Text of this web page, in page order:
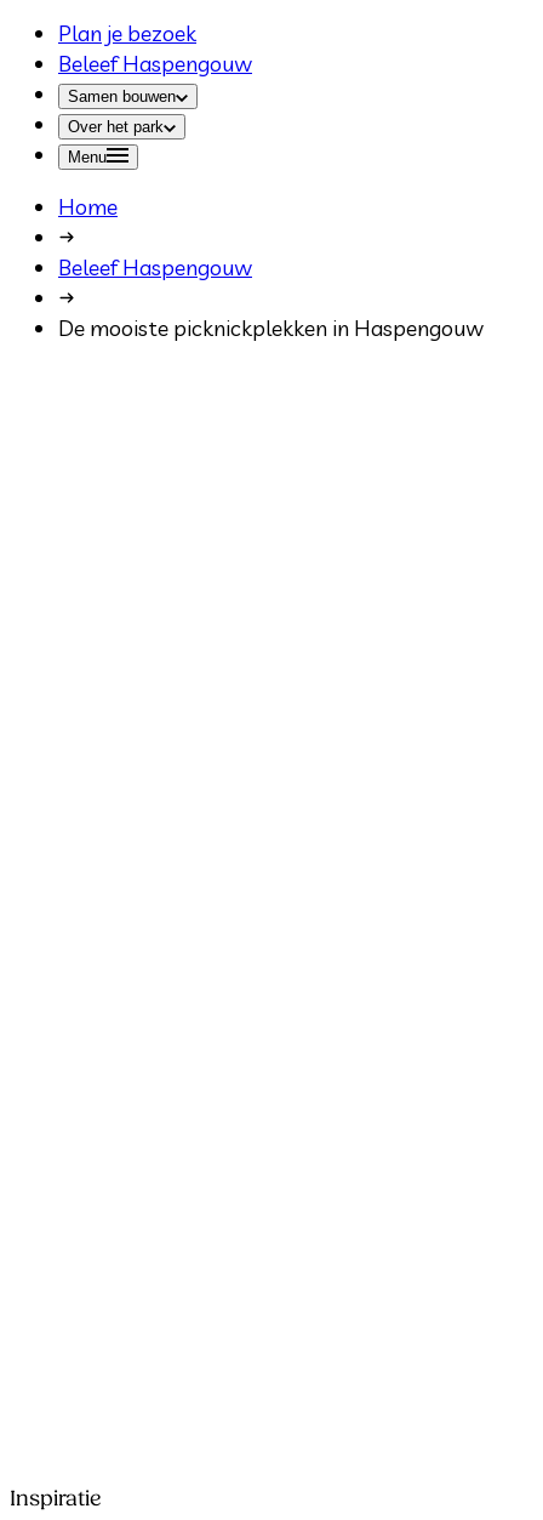
Plan je bezoek
Beleef Haspengouw
Samen bouwen
Over het park
Menu
Home
Beleef Haspengouw
De mooiste picknickplekken in Haspengouw
Inspiratie